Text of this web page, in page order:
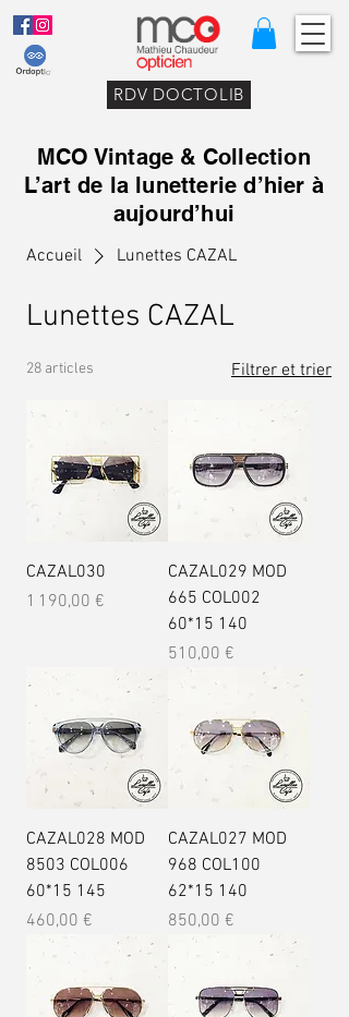
RDV DOCTOLIB
MCO Vintage & Collection
L’art de la lunetterie d’hier à
aujourd’hui
Accueil Lunettes CAZAL
Lunettes CAZAL
28 articles Filtrer et trier
CAZAL030
Prix
1 190,00 €
CAZAL029 MOD
665 COL002
60*15 140
Prix
510,00 €
CAZAL028 MOD
8503 COL006
60*15 145
Prix
460,00 €
CAZAL027 MOD
968 COL100
62*15 140
Prix
850,00 €